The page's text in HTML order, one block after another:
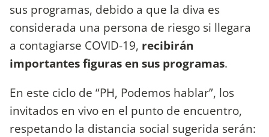
sus programas, debido a que la diva es
considerada una persona de riesgo si llegara
a contagiarse COVID-19, recibirán
importantes figuras en sus programas.
En este ciclo de “PH, Podemos hablar”, los
invitados en vivo en el punto de encuentro,
respetando la distancia social sugerida serán: